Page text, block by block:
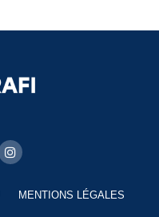
MENTIONS LÉGALES